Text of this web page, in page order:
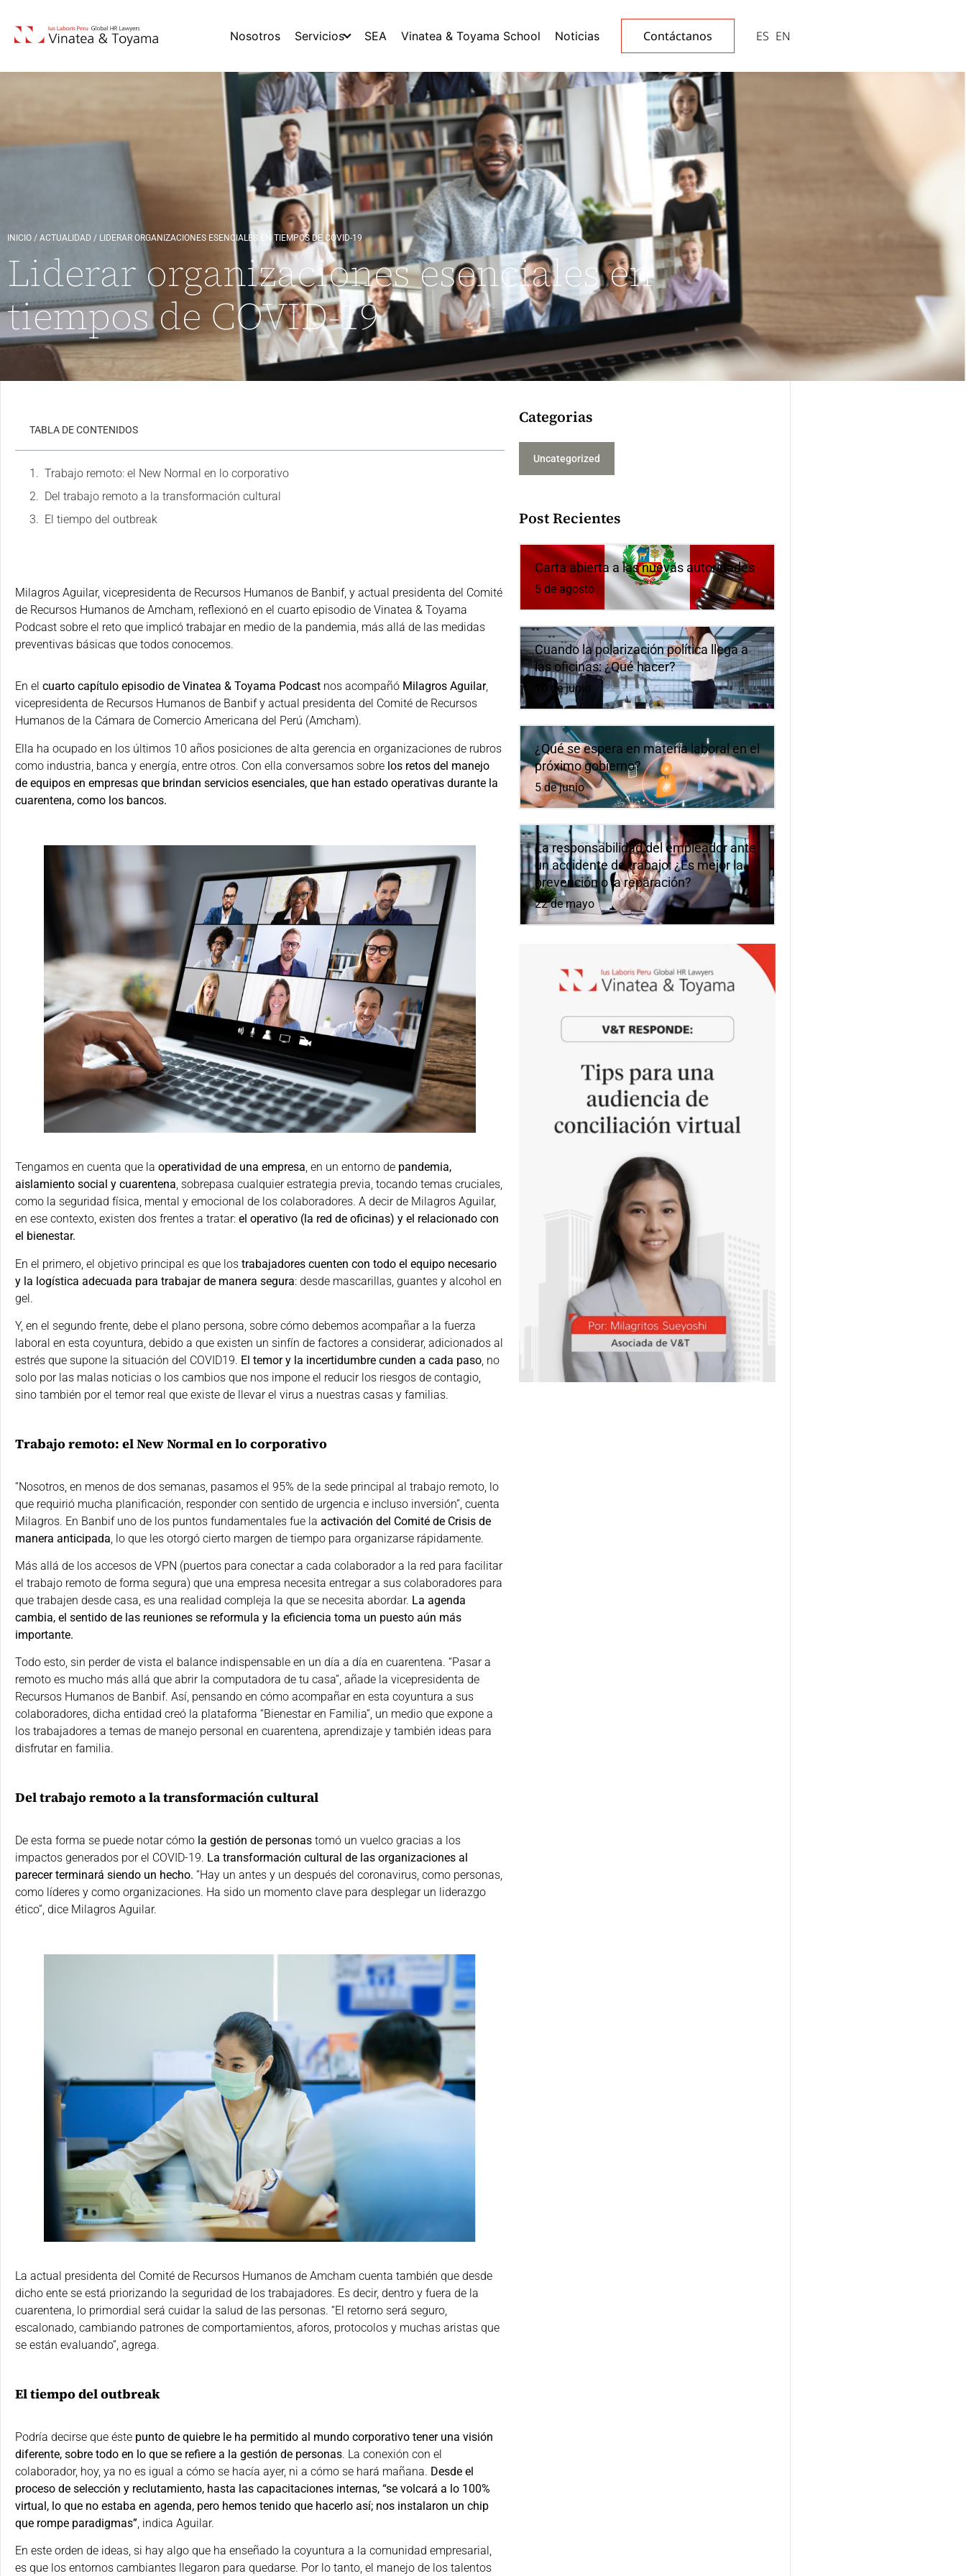
Nosotros Servicios SEA Vinatea & Toyama School Noticias Contáctanos ES EN
INICIO / ACTUALIDAD / LIDERAR ORGANIZACIONES ESENCIALES EN TIEMPOS DE COVID-19
Liderar organizaciones esenciales en
tiempos de COVID-19
TABLA DE CONTENIDOS
Trabajo remoto: el New Normal en lo corporativo
Del trabajo remoto a la transformación cultural
El tiempo del outbreak
Milagros Aguilar, vicepresidenta de Recursos Humanos de Banbif, y actual presidenta del Comité
de Recursos Humanos de Amcham, reflexionó en el cuarto episodio de Vinatea & Toyama
Podcast sobre el reto que implicó trabajar en medio de la pandemia, más allá de las medidas
preventivas básicas que todos conocemos.
En el cuarto capítulo episodio de Vinatea & Toyama Podcast nos acompañó Milagros Aguilar,
vicepresidenta de Recursos Humanos de Banbif y actual presidenta del Comité de Recursos
Humanos de la Cámara de Comercio Americana del Perú (Amcham).
Ella ha ocupado en los últimos 10 años posiciones de alta gerencia en organizaciones de rubros
como industria, banca y energía, entre otros. Con ella conversamos sobre los retos del manejo
de equipos en empresas que brindan servicios esenciales, que han estado operativas durante la
cuarentena, como los bancos.
Tengamos en cuenta que la operatividad de una empresa, en un entorno de pandemia,
aislamiento social y cuarentena, sobrepasa cualquier estrategia previa, tocando temas cruciales,
como la seguridad física, mental y emocional de los colaboradores. A decir de Milagros Aguilar,
en ese contexto, existen dos frentes a tratar: el operativo (la red de oficinas) y el relacionado con
el bienestar.
En el primero, el objetivo principal es que los trabajadores cuenten con todo el equipo necesario
y la logística adecuada para trabajar de manera segura: desde mascarillas, guantes y alcohol en
gel.
Y, en el segundo frente, debe el plano persona, sobre cómo debemos acompañar a la fuerza
laboral en esta coyuntura, debido a que existen un sinfín de factores a considerar, adicionados al
estrés que supone la situación del COVID19. El temor y la incertidumbre cunden a cada paso, no
solo por las malas noticias o los cambios que nos impone el reducir los riesgos de contagio,
sino también por el temor real que existe de llevar el virus a nuestras casas y familias.
Trabajo remoto: el New Normal en lo corporativo
“Nosotros, en menos de dos semanas, pasamos el 95% de la sede principal al trabajo remoto, lo
que requirió mucha planificación, responder con sentido de urgencia e incluso inversión”, cuenta
Milagros. En Banbif uno de los puntos fundamentales fue la activación del Comité de Crisis de
manera anticipada , lo que les otorgó cierto margen de tiempo para organizarse rápidamente.
Más allá de los accesos de VPN (puertos para conectar a cada colaborador a la red para facilitar
el trabajo remoto de forma segura) que una empresa necesita entregar a sus colaboradores para
que trabajen desde casa, es una realidad compleja la que se necesita abordar. La agenda
cambia, el sentido de las reuniones se reformula y la eficiencia toma un puesto aún más
importante.
Todo esto, sin perder de vista el balance indispensable en un día a día en cuarentena. “Pasar a
remoto es mucho más allá que abrir la computadora de tu casa”, añade la vicepresidenta de
Recursos Humanos de Banbif. Así, pensando en cómo acompañar en esta coyuntura a sus
colaboradores, dicha entidad creó la plataforma “Bienestar en Familia”, un medio que expone a
los trabajadores a temas de manejo personal en cuarentena, aprendizaje y también ideas para
disfrutar en familia.
Del trabajo remoto a la transformación cultural
De esta forma se puede notar cómo la gestión de personas tomó un vuelco gracias a los
impactos generados por el COVID-19. La transformación cultural de las organizaciones al
parecer terminará siendo un hecho. “Hay un antes y un después del coronavirus, como personas,
como líderes y como organizaciones. Ha sido un momento clave para desplegar un liderazgo
ético”, dice Milagros Aguilar.
La actual presidenta del Comité de Recursos Humanos de Amcham cuenta también que desde
dicho ente se está priorizando la seguridad de los trabajadores. Es decir, dentro y fuera de la
cuarentena, lo primordial será cuidar la salud de las personas. “El retorno será seguro,
escalonado, cambiando patrones de comportamientos, aforos, protocolos y muchas aristas que
se están evaluando”, agrega.
El tiempo del outbreak
Podría decirse que éste punto de quiebre le ha permitido al mundo corporativo tener una visión
diferente, sobre todo en lo que se refiere a la gestión de personas. La conexión con el
colaborador, hoy, ya no es igual a cómo se hacía ayer, ni a cómo se hará mañana. Desde el
proceso de selección y reclutamiento, hasta las capacitaciones internas, “se volcará a lo 100%
virtual, lo que no estaba en agenda, pero hemos tenido que hacerlo así; nos instalaron un chip
que rompe paradigmas” , indica Aguilar.
En este orden de ideas, si hay algo que ha enseñado la coyuntura a la comunidad empresarial,
es que los entornos cambiantes llegaron para quedarse. Por lo tanto, el manejo de los talentos
Categorias
Uncategorized
Post Recientes
Carta abierta a las nuevas autoridades
5 de agosto
Cuando la polarización política llega a
las oficinas: ¿Qué hacer?
10 de junio
¿Qué se espera en materia laboral en el
próximo gobierno?
5 de junio
La responsabilidad del empleador ante
un accidente de trabajo: ¿Es mejor la
prevención o la reparación?
22 de mayo